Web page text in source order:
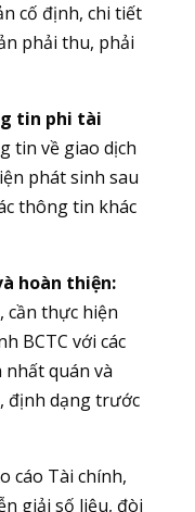
cố định, chi tiết
phải thu, phải
tin phi tài
tin về giao dịch
phát sinh sau
thông tin khác
hoàn thiện:
cần thực hiện
BCTC với các
nhất quán và
định dạng trước
cáo Tài chính,
giải số liệu, đòi